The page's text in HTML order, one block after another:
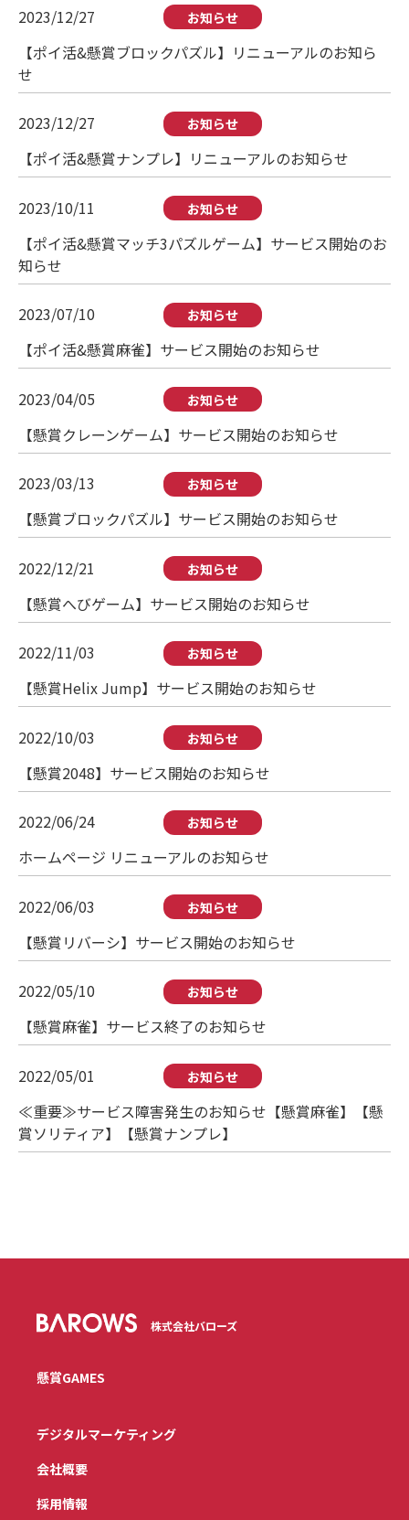
2023/12/27 お知らせ
【ポイ活&懸賞ブロックパズル】リニューアルのお知ら
せ
2023/12/27 お知らせ
【ポイ活&懸賞ナンプレ】リニューアルのお知らせ
2023/10/11 お知らせ
【ポイ活&懸賞マッチ3パズルゲーム】サービス開始のお
知らせ
2023/07/10 お知らせ
【ポイ活&懸賞麻雀】サービス開始のお知らせ
2023/04/05 お知らせ
【懸賞クレーンゲーム】サービス開始のお知らせ
2023/03/13 お知らせ
【懸賞ブロックパズル】サービス開始のお知らせ
2022/12/21 お知らせ
【懸賞へびゲーム】サービス開始のお知らせ
2022/11/03 お知らせ
【懸賞Helix Jump】サービス開始のお知らせ
2022/10/03 お知らせ
【懸賞2048】サービス開始のお知らせ
2022/06/24 お知らせ
ホームページ リニューアルのお知らせ
2022/06/03 お知らせ
【懸賞リバーシ】サービス開始のお知らせ
2022/05/10 お知らせ
【懸賞麻雀】サービス終了のお知らせ
2022/05/01 お知らせ
≪重要≫サービス障害発生のお知らせ【懸賞麻雀】【懸
賞ソリティア】【懸賞ナンプレ】
株式会社バローズ
懸賞GAMES
デジタルマーケティング
会社概要
採用情報